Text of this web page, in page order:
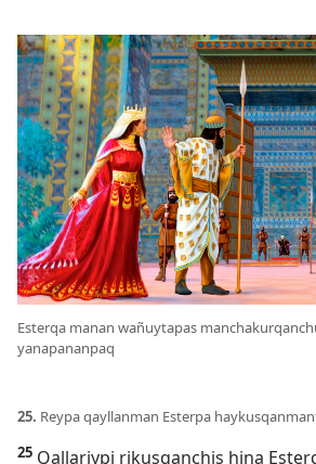
Esterqa manan wañuytapas
yanapananpaq
25. Reypa qayllanman Esterpa
25 Qallariypi rikusqanchis hina